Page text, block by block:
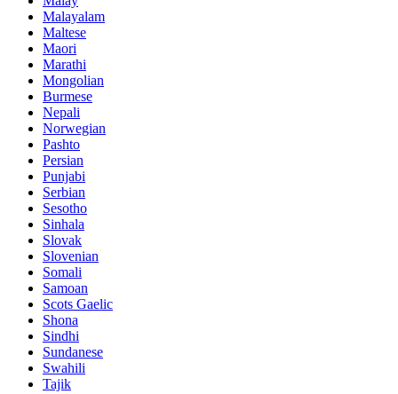
Malayalam
Maltese
Maori
Marathi
Mongolian
Burmese
Nepali
Norwegian
Pashto
Persian
Punjabi
Serbian
Sesotho
Sinhala
Slovak
Slovenian
Somali
Samoan
Scots Gaelic
Shona
Sindhi
Sundanese
Swahili
Tajik